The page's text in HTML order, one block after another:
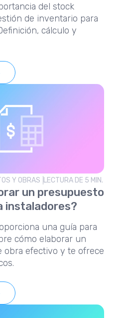
del stock
de inventario para
cálculo y
Y OBRAS LECTURA DE 5 MIN.
un presupuesto
instaladores?
una guía para
cómo elaborar un
obra efectivo y te ofrece